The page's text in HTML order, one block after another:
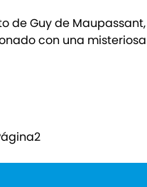
de Guy de Maupassant,
con una misteriosa
2